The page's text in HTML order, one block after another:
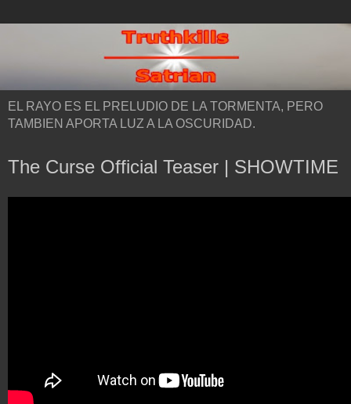
EL RAYO ES EL PRELUDIO DE LA TORMENTA, PERO
TAMBIEN APORTA LUZ A LA OSCURIDAD.
The Curse Official Teaser | SHOWTIME